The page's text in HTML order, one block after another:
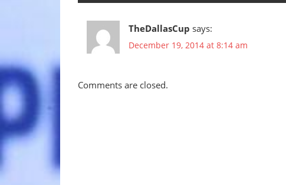
TheDallasCup says:
December 19, 2014 at 8:14 am
Comments are closed.